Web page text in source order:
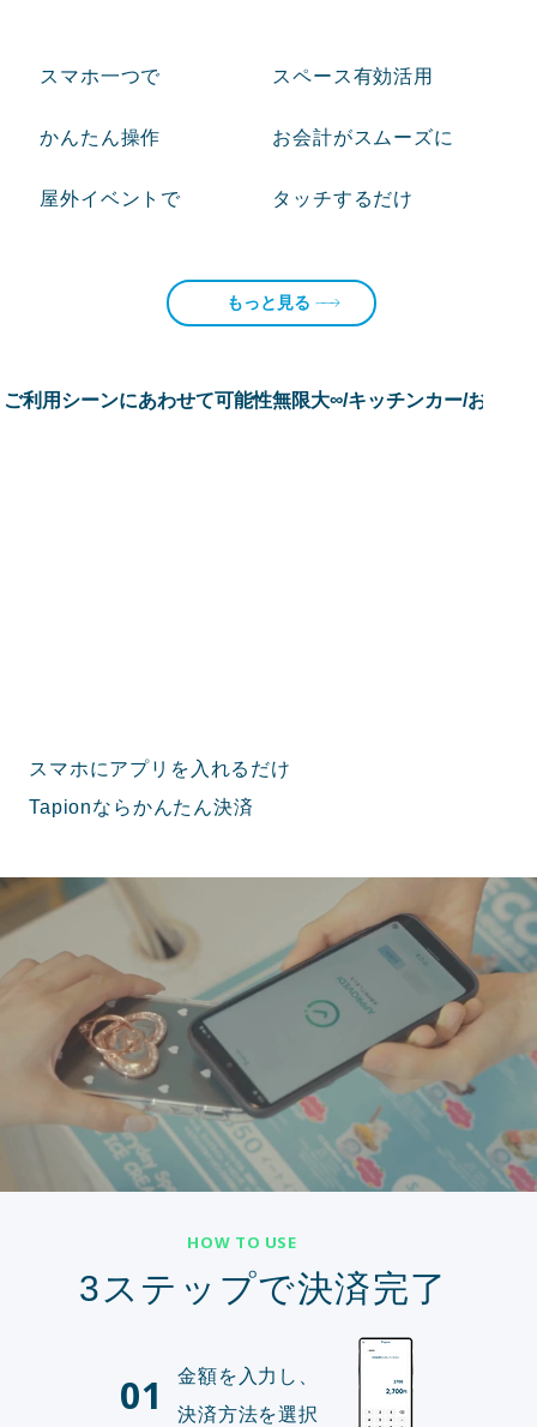
スマホ一つで スペース有効活用
かんたん操作 お会計がスムーズに
屋外イベントで タッチするだけ
もっと見る
ご利用シーンにあわせて可能性無限大∞/キッチンカー/お花
スマホにアプリを入れるだけ
Tapionならかんたん決済
HOW TO USE
3ステップで決済完了
01
金額を入力し、
決済方法を選択